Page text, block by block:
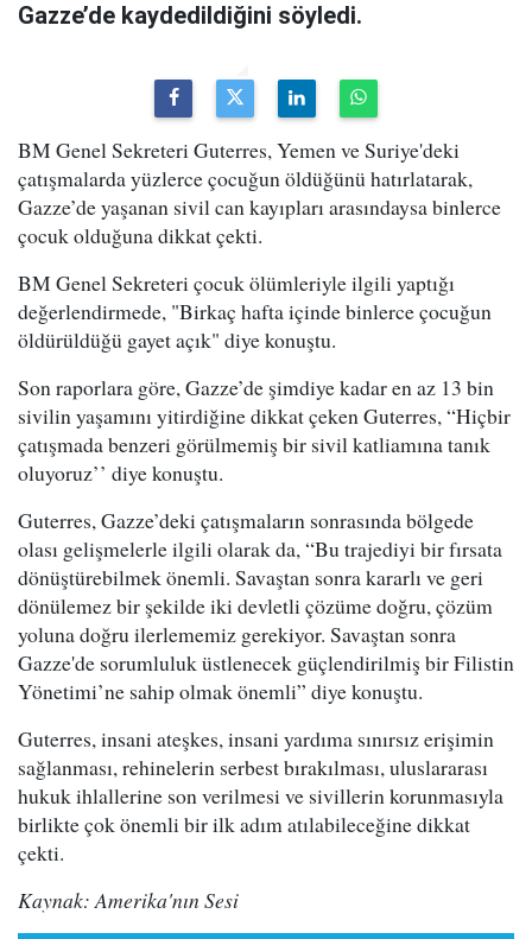
Gazze’de kaydedildiğini söyledi.
BM Genel Sekreteri Guterres, Yemen ve Suriye'deki
çatışmalarda yüzlerce çocuğun öldüğünü hatırlatarak,
Gazze’de yaşanan sivil can kayıpları arasındaysa binlerce
çocuk olduğuna dikkat çekti.
BM Genel Sekreteri çocuk ölümleriyle ilgili yaptığı
değerlendirmede, "Birkaç hafta içinde binlerce çocuğun
öldürüldüğü gayet açık" diye konuştu.
Son raporlara göre, Gazze’de şimdiye kadar en az 13 bin
sivilin yaşamını yitirdiğine dikkat çeken Guterres, “Hiçbir
çatışmada benzeri görülmemiş bir sivil katliamına tanık
oluyoruz’’ diye konuştu.
Guterres, Gazze’deki çatışmaların sonrasında bölgede
olası gelişmelerle ilgili olarak da, “Bu trajediyi bir fırsata
dönüştürebilmek önemli. Savaştan sonra kararlı ve geri
dönülemez bir şekilde iki devletli çözüme doğru, çözüm
yoluna doğru ilerlememiz gerekiyor. Savaştan sonra
Gazze'de sorumluluk üstlenecek güçlendirilmiş bir Filistin
Yönetimi’ne sahip olmak önemli” diye konuştu.
Guterres, insani ateşkes, insani yardıma sınırsız erişimin
sağlanması, rehinelerin serbest bırakılması, uluslararası
hukuk ihlallerine son verilmesi ve sivillerin korunmasıyla
birlikte çok önemli bir ilk adım atılabileceğine dikkat
çekti.
Kaynak: Amerika'nın Sesi